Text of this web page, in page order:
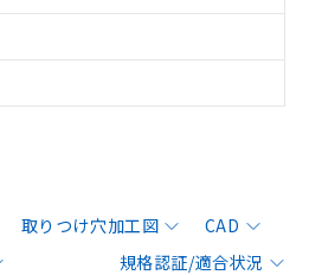
取りつけ穴加工図
CAD
規格認証/適合状況